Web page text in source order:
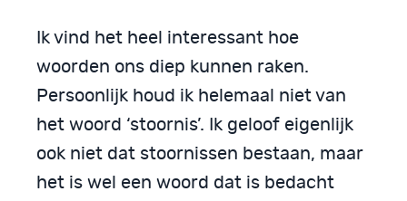
Ik vind het heel interessant hoe
woorden ons diep kunnen raken.
Persoonlijk houd ik helemaal niet van
het woord ‘stoornis’. Ik geloof eigenlijk
ook niet dat stoornissen bestaan, maar
het is wel een woord dat is bedacht